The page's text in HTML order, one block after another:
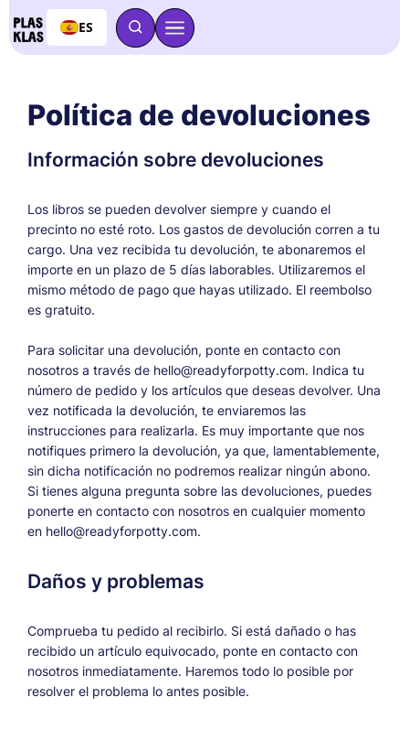
ES
Política de devoluciones
Información sobre devoluciones
Los libros se pueden devolver siempre y cuando el
precinto no esté roto. Los gastos de devolución corren a tu
cargo. Una vez recibida tu devolución, te abonaremos el
importe en un plazo de 5 días laborables. Utilizaremos el
mismo método de pago que hayas utilizado. El reembolso
es gratuito.
Para solicitar una devolución, ponte en contacto con
nosotros a través de hello@readyforpotty.com. Indica tu
número de pedido y los artículos que deseas devolver. Una
vez notificada la devolución, te enviaremos las
instrucciones para realizarla. Es muy importante que nos
notifiques primero la devolución, ya que, lamentablemente,
sin dicha notificación no podremos realizar ningún abono.
Si tienes alguna pregunta sobre las devoluciones, puedes
ponerte en contacto con nosotros en cualquier momento
en hello@readyforpotty.com.
Daños y problemas
Comprueba tu pedido al recibirlo. Si está dañado o has
recibido un artículo equivocado, ponte en contacto con
nosotros inmediatamente. Haremos todo lo posible por
resolver el problema lo antes posible.